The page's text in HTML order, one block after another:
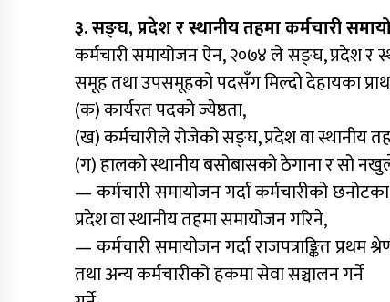
३. सङ्घ, प्रदेश र स्थानीय तहमा कर्मचारी
कर्मचारी समायोजन ऐन, २०७४ ले सङ्घ, प्रदेश र
समूह तथा उपसमूहको पदसँग मिल्दो देहायका
(क) कार्यरत पदको ज्येष्ठता,
(ख) कर्मचारीले रोजेको सङ्घ, प्रदेश वा स्थानीय
(ग) हालको स्थानीय बसोबासको ठेगाना र सो
— कर्मचारी समायोजन गर्दा कर्मचारीको
प्रदेश वा स्थानीय तहमा समायोजन गरिने,
— कर्मचारी समायोजन गर्दा राजपत्राङ्कित
तथा अन्य कर्मचारीको हकमा सेवा सञ्चालन